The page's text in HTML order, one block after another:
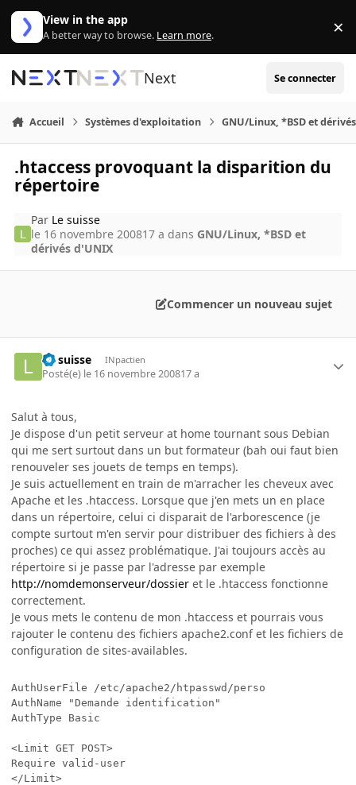
Aller au contenu
View in the app
A better way to browse. Learn more. ×
Next Se connecter
Accueil Systèmes d'exploitation GNU/Linux, *BSD et
.htaccess provoquant la disparition du
répertoire
Par Le suisse
le 16 novembre 200817 a dans GNU/Linux, *BSD et
dérivés d'UNIX
Commencer un nouveau sujet
Le suisse INpactien
Posté(e) le 16 novembre 200817 a
Salut à tous,
Je dispose d'un petit serveur at home tournant sous Debian
qui me sert surtout dans un but formateur (bah oui faut bien
renouveler ses jouets de temps en temps).
Je suis actuellement en train de m'arracher les cheveux avec
Apache et les .htaccess. Lorsque que j'en mets un en place
dans un répertoire, celui ci disparait de l'arborescence (je
compte surtout m'en servir pour distribuer des fichiers à des
proches) ce qui assez problématique. J'ai toujours accès au
répertoire si je passe par l'adresse par exemple
http://nomdemonserveur/dossier et le .htaccess fonctionne
correctement.
Je vous mets le contenu de mon .htaccess et pourrais vous
rajouter le contenu des fichiers apache2.conf et les fichiers de
configuration de sites-availables.
AuthUserFile /etc/apache2/htpasswd/perso
AuthName "Demande identification"
AuthType Basic
<Limit GET POST>
Require valid-user
</Limit>